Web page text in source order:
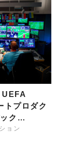
C
o
m
m
n
i
t
UEFA
トプロダク
ック…
ョン